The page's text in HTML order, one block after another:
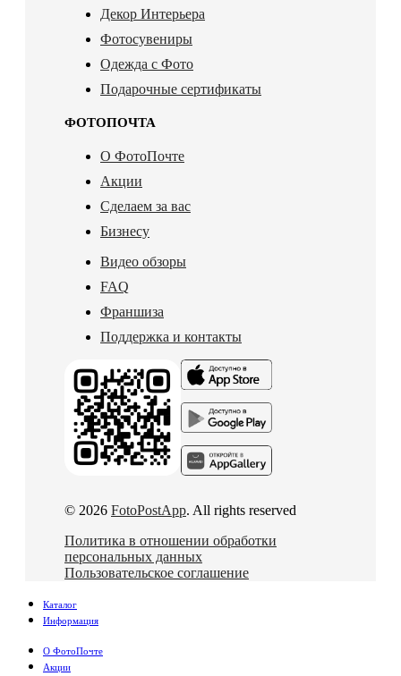
Декор Интерьера
Фотосувениры
Одежда с Фото
Подарочные сертификаты
ФОТОПОЧТА
О ФотоПочте
Акции
Сделаем за вас
Бизнесу
Видео обзоры
FAQ
Франшиза
Поддержка и контакты
© 2026 FotoPostApp. All rights reserved
Политика в отношении обработки
персональных данных
Пользовательское соглашение
Каталог
Информация
О ФотоПочте
Акции